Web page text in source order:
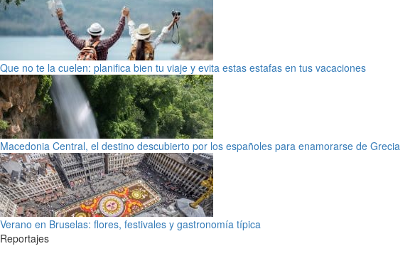
Que no te la cuelen: planifica bien tu viaje y evita estas estafas en tus vacaciones
Macedonia Central, el destino descubierto por los españoles para enamorarse de Grecia
Verano en Bruselas: flores, festivales y gastronomía típica
Reportajes